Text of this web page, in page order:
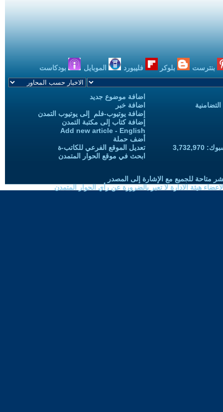
بنترست بلوكر فليبورد الموبايل بودكاست
اضافة موضوع جديد
اضافة خبر
إضافة يوتيوب-فلم إلى يوتيوب التمدن
إضافة كتاب إلى مكتبة التمدن
Add new article - English
أضف حملة
تعديل الموقع الفرعي للكاتب-ة
ابحث في موقع الحوار المتمدن
متاحة للجميع مع الإشارة إلى المصدر
هيئة الادارة لا تعبر بالضرورة عن رأي الحوار المتمدن